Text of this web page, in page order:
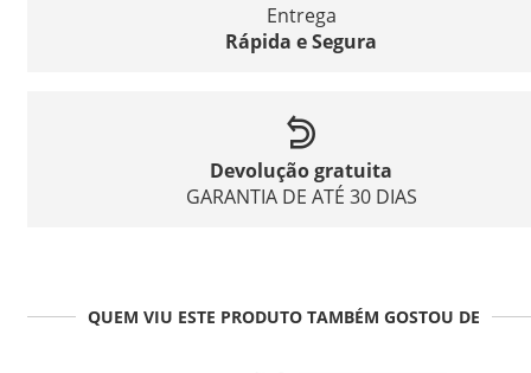
Entrega
Rápida e Segura
Devolução gratuita
GARANTIA DE ATÉ 30 DIAS
QUEM VIU ESTE PRODUTO TAMBÉM GOSTOU DE